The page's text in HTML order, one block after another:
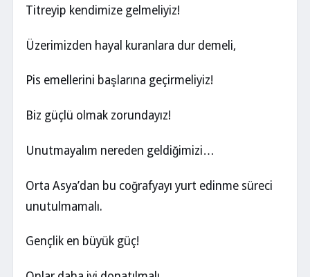
Titreyip kendimize gelmeliyiz!
Üzerimizden hayal kuranlara dur demeli,
Pis emellerini başlarına geçirmeliyiz!
Biz güçlü olmak zorundayız!
Unutmayalım nereden geldiğimizi…
Orta Asya’dan bu coğrafyayı yurt edinme süreci
unutulmamalı.
Gençlik en büyük güç!